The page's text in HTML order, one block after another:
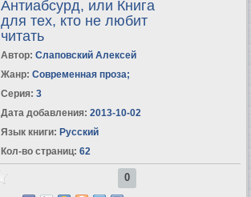
Антиабсурд, или Книга
для тех, кто не любит
читать
Автор: Слаповский Алексей
Жанр: Современная проза;
Серия: 3
Дата добавления: 2013-10-02
Язык книги: Русский
Кол-во страниц: 62
0